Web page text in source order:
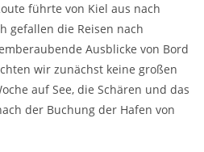
führte von Kiel aus nach
gefallen die Reisen nach
Ausblicke von Bord
wir zunächst keine großen
auf See, die Schären und das
der Buchung der Hafen von